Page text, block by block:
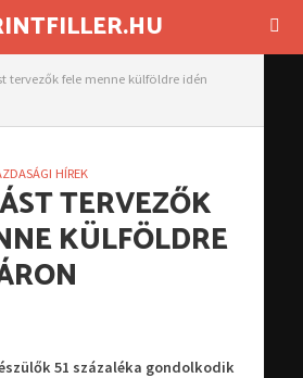
tervezők fele menne külföldre idén
HÍREK
TERVEZŐK
KÜLFÖLDRE
51 százaléka gondolkodik